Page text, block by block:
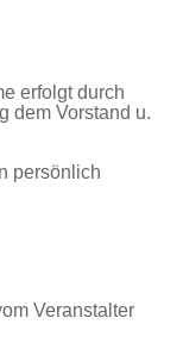
erfolgt durch
dem Vorstand u.
persönlich
Veranstalter